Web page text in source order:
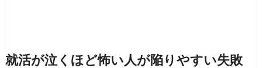
就活が泣くほど怖い人が陥りやすい失敗